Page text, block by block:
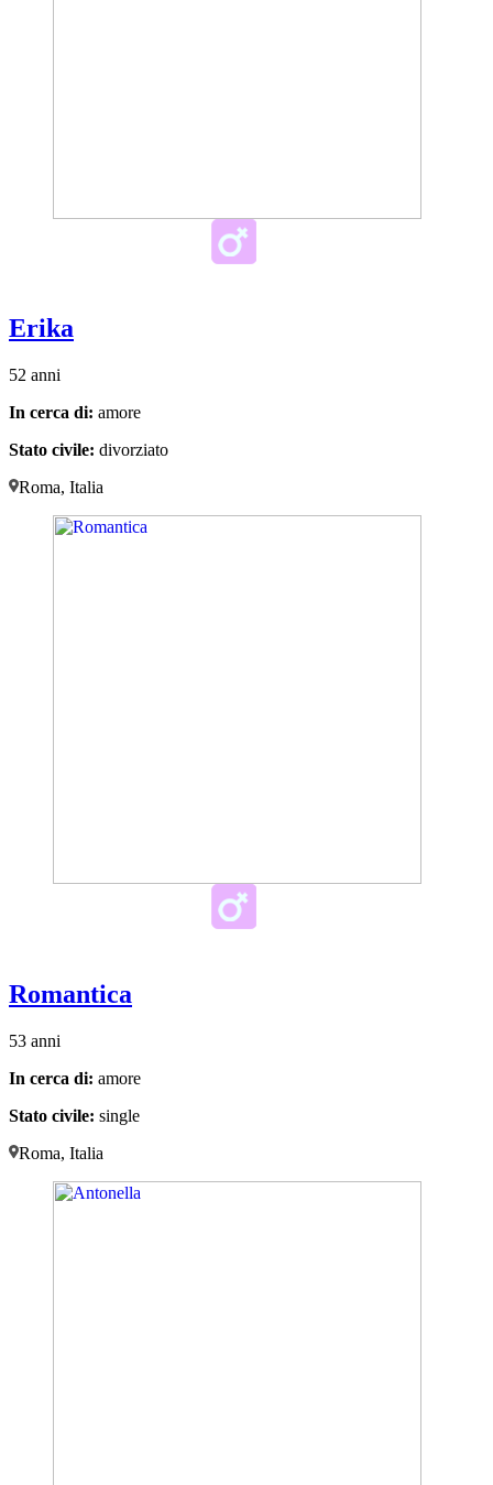
Erika
52 anni
In cerca di: amore
Stato civile: divorziato
Roma, Italia
Romantica
53 anni
In cerca di: amore
Stato civile: single
Roma, Italia